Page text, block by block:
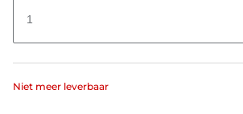
1
Niet meer leverbaar